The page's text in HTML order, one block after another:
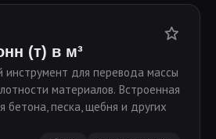
(т) в м³
инструмент для перевода массы
материалов. Встроенная
бетона, песка, щебня и других